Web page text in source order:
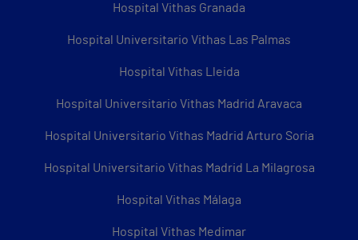
Hospital Vithas Granada
Hospital Universitario Vithas Las Palmas
Hospital Vithas Lleida
Hospital Universitario Vithas Madrid Aravaca
Hospital Universitario Vithas Madrid Arturo Soria
Hospital Universitario Vithas Madrid La Milagrosa
Hospital Vithas Málaga
Hospital Vithas Medimar